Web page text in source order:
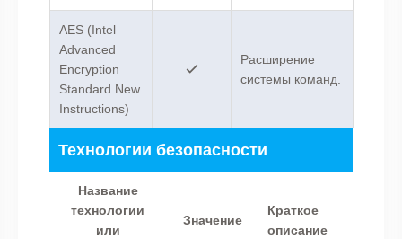
AES (Intel
Advanced
Encryption
Standard New
Instructions)
Расширение
системы команд.
Технологии безопасности
Название
технологии
или
Значение
Краткое
описание